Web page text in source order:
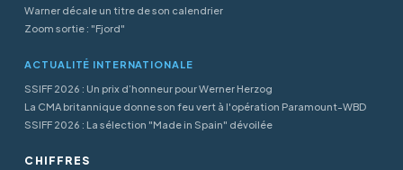
Warner décale un titre de son calendrier
Zoom sortie : "Fjord"
ACTUALITÉ INTERNATIONALE
SSIFF 2026 : Un prix d’honneur pour Werner Herzog
La CMA britannique donne son feu vert à l'opération Paramount-WBD
SSIFF 2026 : La sélection "Made in Spain" dévoilée
CHIFFRES